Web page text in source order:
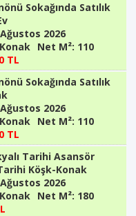
Sokağında Satılık
2026
Net M²: 110
TL
Sokağında Satılık
2026
Net M²: 110
TL
Tarihi Asansör
Köşk-Konak
2026
Net M²: 180